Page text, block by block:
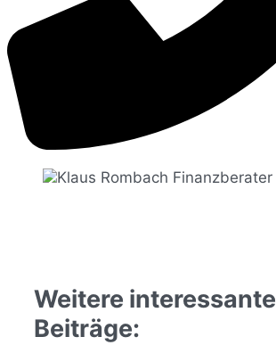
Weitere interessante
Beiträge: